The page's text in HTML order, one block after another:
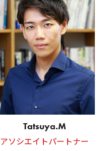
Tatsuya.M
アソシエイトパートナー